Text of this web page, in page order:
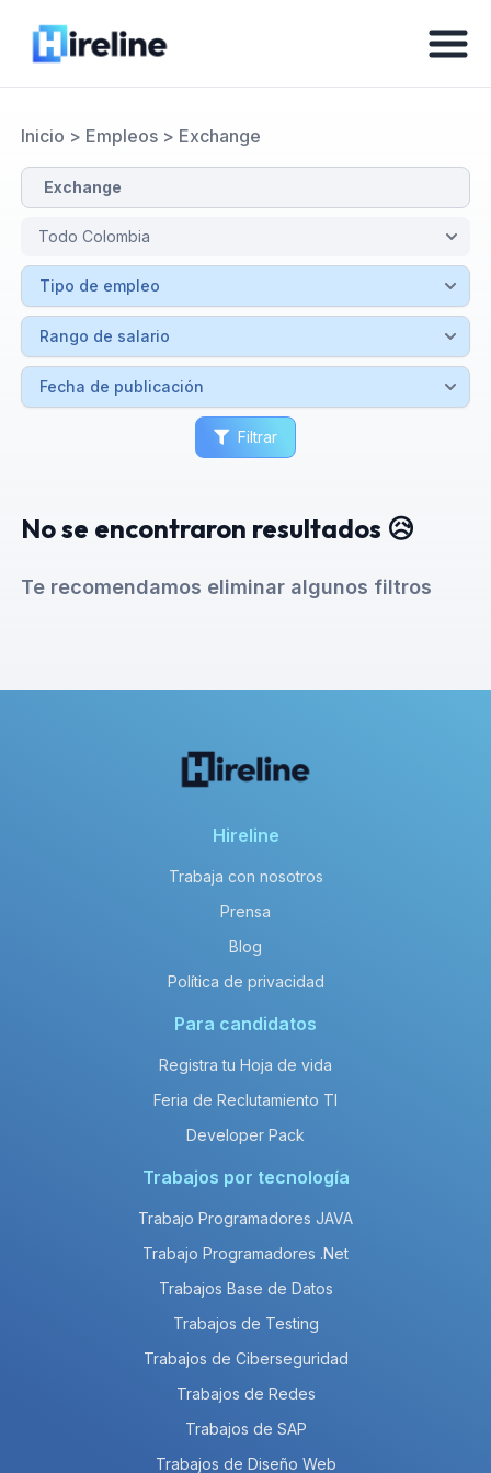
Inicio > Empleos> Exchange
Filtrar
No se encontraron resultados 😥
Te recomendamos eliminar algunos filtros
Hireline
Trabaja con nosotros
Prensa
Blog
Política de privacidad
Para candidatos
Registra tu Hoja de vida
Feria de Reclutamiento TI
Developer Pack
Trabajos por tecnología
Trabajo Programadores JAVA
Trabajo Programadores .Net
Trabajos Base de Datos
Trabajos de Testing
Trabajos de Ciberseguridad
Trabajos de Redes
Trabajos de SAP
Trabajos de Diseño Web